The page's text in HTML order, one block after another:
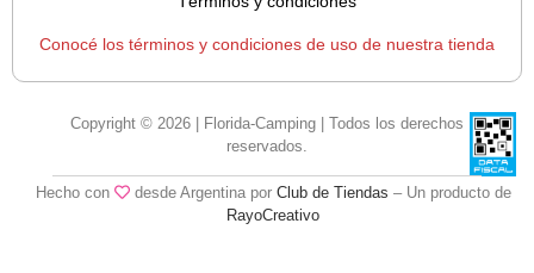
Conocé los términos y condiciones de uso de nuestra tienda
Copyright © 2026 | Florida-Camping | Todos los derechos
reservados.
Hecho con desde Argentina por Club de Tiendas – Un producto de
RayoCreativo